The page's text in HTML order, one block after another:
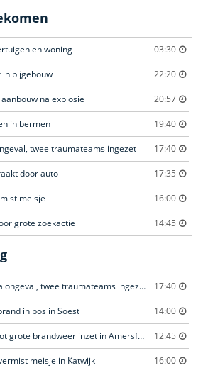
en woning 03:30
bijgebouw 22:20
na explosie 20:57
in bermen 19:40
twee traumateams ingezet 17:40
door auto 17:35
meisje 16:00
grote zoekactie 14:45
Auto eindigt in sloot na ongeval, twee traumateams ingezet in Uden 17:40
in bos in Soest 14:00
Containerbrand leidt tot grote brandweer inzet in Amersfoort 12:45
meisje in Katwijk 16:00